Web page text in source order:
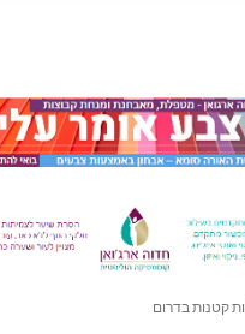
קטנות בדרום